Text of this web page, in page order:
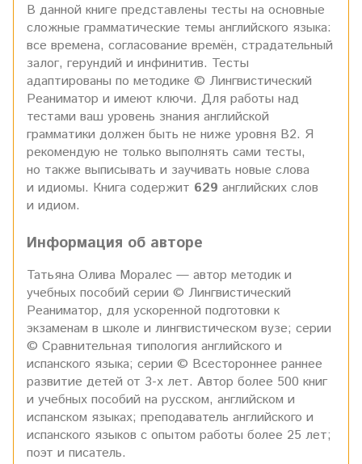
В данной книге представлены тесты на основные
сложные грамматические темы английского языка:
все времена, согласование времён, страдательный
залог, герундий и инфинитив. Тесты
адаптированы по методике © Лингвистический
Реаниматор и имеют ключи. Для работы над
тестами ваш уровень знания английской
грамматики должен быть не ниже уровня В2. Я
рекомендую не только выполнять сами тесты,
но также выписывать и заучивать новые слова
и идиомы. Книга содержит 629 английских слов
и идиом.
Информация об авторе
Татьяна Олива Моралес — автор методик и
учебных пособий серии © Лингвистический
Реаниматор, для ускоренной подготовки к
экзаменам в школе и лингвистическом вузе; серии
© Сравнительная типология английского и
испанского языка; серии © Всестороннее раннее
развитие детей от 3-х лет. Автор более 500 книг
и учебных пособий на русском, английском и
испанском языках; преподаватель английского и
испанского языков c опытом работы более 25 лет;
поэт и писатель.